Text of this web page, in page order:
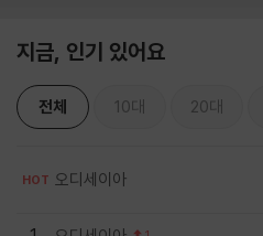
지금, 인기 있어요
전체 10대 20대
HOT 오디세이아